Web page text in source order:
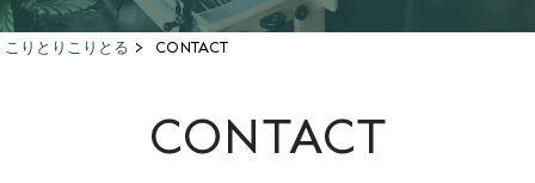
こりとりこりとる > CONTACT
CONTACT